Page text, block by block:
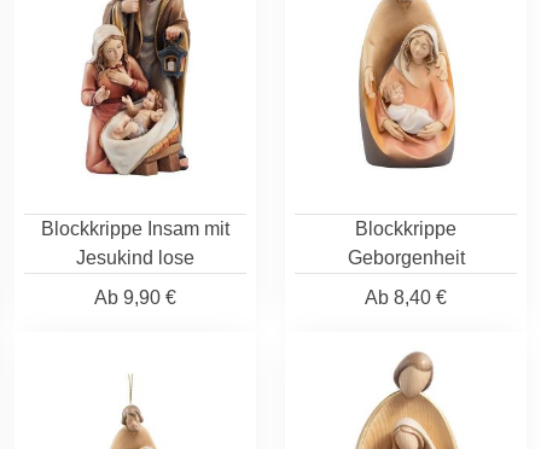
Blockkrippe Insam mit
Jesukind lose
Ab 9,90 €
Blockkrippe
Geborgenheit
Ab 8,40 €